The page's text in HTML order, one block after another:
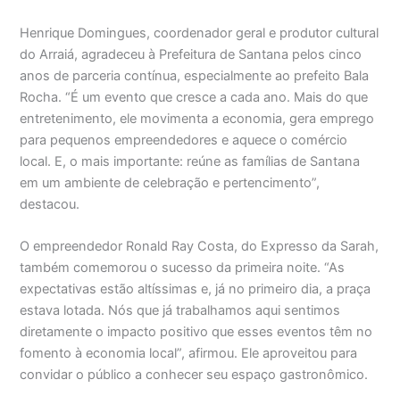
Henrique Domingues, coordenador geral e produtor cultural
do Arraiá, agradeceu à Prefeitura de Santana pelos cinco
anos de parceria contínua, especialmente ao prefeito Bala
Rocha. “É um evento que cresce a cada ano. Mais do que
entretenimento, ele movimenta a economia, gera emprego
para pequenos empreendedores e aquece o comércio
local. E, o mais importante: reúne as famílias de Santana
em um ambiente de celebração e pertencimento”,
destacou.
O empreendedor Ronald Ray Costa, do Expresso da Sarah,
também comemorou o sucesso da primeira noite. “As
expectativas estão altíssimas e, já no primeiro dia, a praça
estava lotada. Nós que já trabalhamos aqui sentimos
diretamente o impacto positivo que esses eventos têm no
fomento à economia local”, afirmou. Ele aproveitou para
convidar o público a conhecer seu espaço gastronômico.